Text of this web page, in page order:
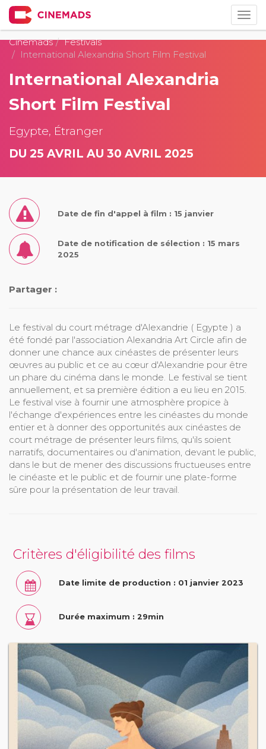
Cinemads
Festivals
International Alexandria Short Film Festival
International Alexandria
Short Film Festival
Egypte, Étranger
DU 25 AVRIL AU 30 AVRIL 2025
Date de fin d'appel à film : 15 janvier
Date de notification de sélection : 15 mars
2025
Partager :
Le festival du court métrage d'Alexandrie ( Egypte ) a
été fondé par l'association Alexandria Art Circle afin de
donner une chance aux cinéastes de présenter leurs
œuvres au public et ce au cœur d'Alexandrie pour être
un phare du cinéma dans le monde. Le festival se tient
annuellement, et sa première édition a eu lieu en 2015.
Le festival vise à fournir une atmosphère propice à
l'échange d'expériences entre les cinéastes du monde
entier et à donner des opportunités aux cinéastes de
court métrage de présenter leurs films, qu'ils soient
narratifs, documentaires ou d'animation, devant le public,
dans le but de mener des discussions fructueuses entre
le cinéaste et le public et de fournir une plate-forme
sûre pour la présentation de leur travail.
Critères d'éligibilité des films
Date limite de production : 01 janvier 2023
Durée maximum : 29min